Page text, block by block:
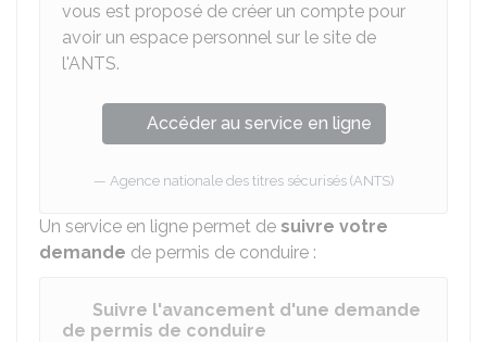
vous est proposé de créer un compte pour
avoir un espace personnel sur le site de
l'ANTS.
Accéder au service en ligne
Agence nationale des titres sécurisés (ANTS)
Un service en ligne permet de suivre votre
demande de permis de conduire :
Suivre l'avancement d'une demande
de permis de conduire